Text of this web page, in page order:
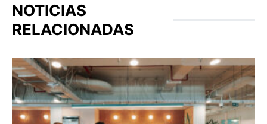
NOTICIAS
RELACIONADAS